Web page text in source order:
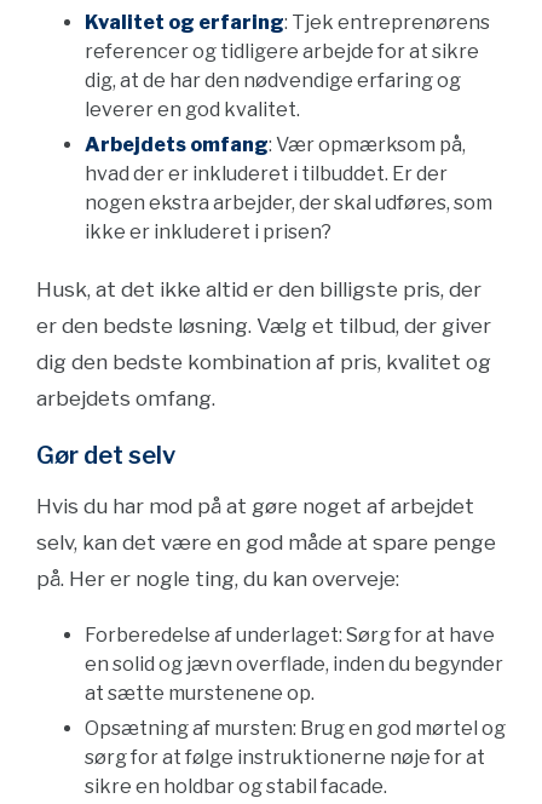
Kvalitet og erfaring: Tjek entreprenørens
referencer og tidligere arbejde for at sikre
dig, at de har den nødvendige erfaring og
leverer en god kvalitet.
Arbejdets omfang: Vær opmærksom på,
hvad der er inkluderet i tilbuddet. Er der
nogen ekstra arbejder, der skal udføres, som
ikke er inkluderet i prisen?
Husk, at det ikke altid er den billigste pris, der
er den bedste løsning. Vælg et tilbud, der giver
dig den bedste kombination af pris, kvalitet og
arbejdets omfang.
Gør det selv
Hvis du har mod på at gøre noget af arbejdet
selv, kan det være en god måde at spare penge
på. Her er nogle ting, du kan overveje:
Forberedelse af underlaget: Sørg for at have
en solid og jævn overflade, inden du begynder
at sætte murstenene op.
Opsætning af mursten: Brug en god mørtel og
sørg for at følge instruktionerne nøje for at
sikre en holdbar og stabil facade.